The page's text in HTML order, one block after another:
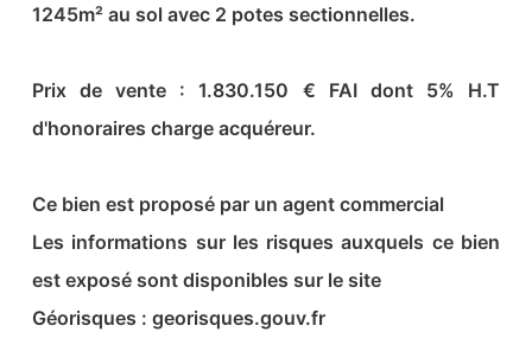
1245m² au sol avec 2 potes sectionnelles.
Prix de vente : 1.830.150 € FAI dont 5% H.T
d'honoraires charge acquéreur.
Ce bien est proposé par un agent commercial
Les informations sur les risques auxquels ce bien
est exposé sont disponibles sur le site
Géorisques : georisques.gouv.fr